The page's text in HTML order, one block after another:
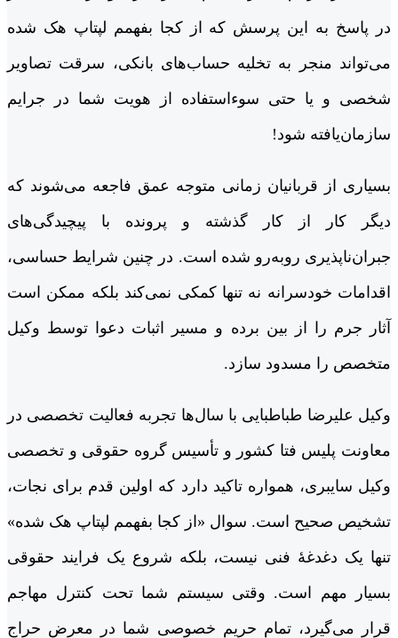
در پاسخ به این پرسش که از کجا بفهمم لپتاپ هک شده
می‌تواند منجر به تخلیه حساب‌های بانکی، سرقت تصاویر
شخصی و یا حتی سوءاستفاده از هویت شما در جرایم
سازمان‌یافته شود!
بسیاری از قربانیان زمانی متوجه عمق فاجعه می‌شوند که
دیگر کار از کار گذشته و پرونده با پیچیدگی‌های
جبران‌ناپذیری روبه‌رو شده است. در چنین شرایط حساسی،
اقدامات خودسرانه نه تنها کمکی نمی‌کند بلکه ممکن است
آثار جرم را از بین برده و مسیر اثبات دعوا توسط وکیل
متخصص را مسدود سازد.
وکیل علیرضا طباطبایی با سال‌ها تجربه فعالیت تخصصی در
معاونت پلیس فتا کشور و تأسیس گروه حقوقی و تخصصی
وکیل سایبری، همواره تاکید دارد که اولین قدم برای نجات،
تشخیص صحیح است. سوال «از کجا بفهمم لپتاپ هک شده»
تنها یک دغدغۀ فنی نیست، بلکه شروع یک فرایند حقوقی
بسیار مهم است. وقتی سیستم شما تحت کنترل مهاجم
قرار می‌گیرد، تمام حریم خصوصی شما در معرض حراج